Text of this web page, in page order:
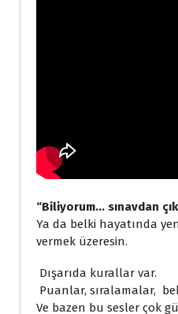
“Biliyorum… sınavdan
Ya da belki hayatında
vermek üzeresin.
Dışarıda kurallar var.
Puanlar, sıralamalar,
Ve bazen bu sesler çok